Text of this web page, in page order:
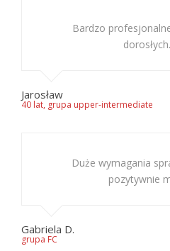
Bardzo
Jarosław
40 lat, grupa upper-intermediate
Duże wymagania
pozytywnie
Gabriela D.
grupa FC